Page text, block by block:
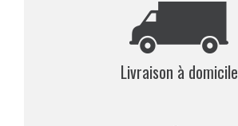
Livraison à domicile